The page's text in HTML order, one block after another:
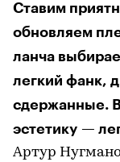
Ставим
обновляем
ланча
легкий фанк,
сдержанные.
эстетику —
Артур